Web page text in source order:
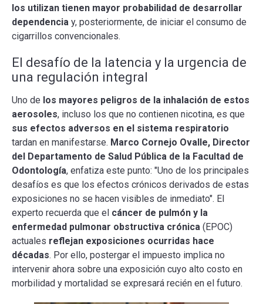
los utilizan tienen mayor probabilidad de desarrollar
dependencia y, posteriormente, de iniciar el consumo de
cigarrillos convencionales.
El desafío de la latencia y la urgencia de
una regulación integral
Uno de los mayores peligros de la inhalación de estos
aerosoles, incluso los que no contienen nicotina, es que
sus efectos adversos en el sistema respiratorio
tardan en manifestarse. Marco Cornejo Ovalle, Director
del Departamento de Salud Pública de la Facultad de
Odontología, enfatiza este punto: "Uno de los principales
desafíos es que los efectos crónicos derivados de estas
exposiciones no se hacen visibles de inmediato". El
experto recuerda que el cáncer de pulmón y la
enfermedad pulmonar obstructiva crónica (EPOC)
actuales reflejan exposiciones ocurridas hace
décadas. Por ello, postergar el impuesto implica no
intervenir ahora sobre una exposición cuyo alto costo en
morbilidad y mortalidad se expresará recién en el futuro.